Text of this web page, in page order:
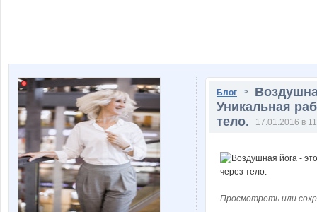
Блог >
Уникальная
тело.
17.01.2016 в
Просмотреть или